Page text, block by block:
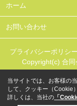
ホーム
お問い合わせ
プライバシーポリシー
Copyright(c) 合
当サイトでは、お客様の
して、クッキー（Cookie
詳しくは、当社の 「